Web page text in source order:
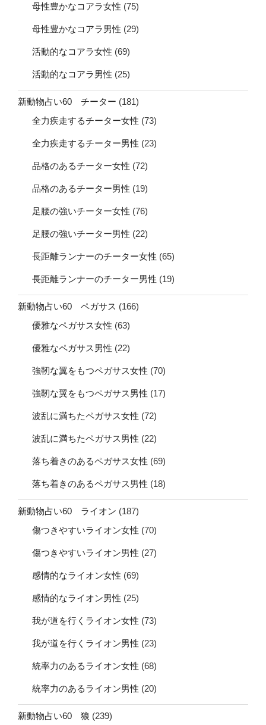
母性豊かなコアラ女性 (75)
母性豊かなコアラ男性 (29)
活動的なコアラ女性 (69)
活動的なコアラ男性 (25)
新動物占い60 チーター (181)
全力疾走するチーター女性 (73)
全力疾走するチーター男性 (23)
品格のあるチーター女性 (72)
品格のあるチーター男性 (19)
足腰の強いチーター女性 (76)
足腰の強いチーター男性 (22)
長距離ランナーのチーター女性 (65)
長距離ランナーのチーター男性 (19)
新動物占い60 ペガサス (166)
優雅なペガサス女性 (63)
優雅なペガサス男性 (22)
強靭な翼をもつペガサス女性 (70)
強靭な翼をもつペガサス男性 (17)
波乱に満ちたペガサス女性 (72)
波乱に満ちたペガサス男性 (22)
落ち着きのあるペガサス女性 (69)
落ち着きのあるペガサス男性 (18)
新動物占い60 ライオン (187)
傷つきやすいライオン女性 (70)
傷つきやすいライオン男性 (27)
感情的なライオン女性 (69)
感情的なライオン男性 (25)
我が道を行くライオン女性 (73)
我が道を行くライオン男性 (23)
統率力のあるライオン女性 (68)
統率力のあるライオン男性 (20)
新動物占い60 狼 (239)